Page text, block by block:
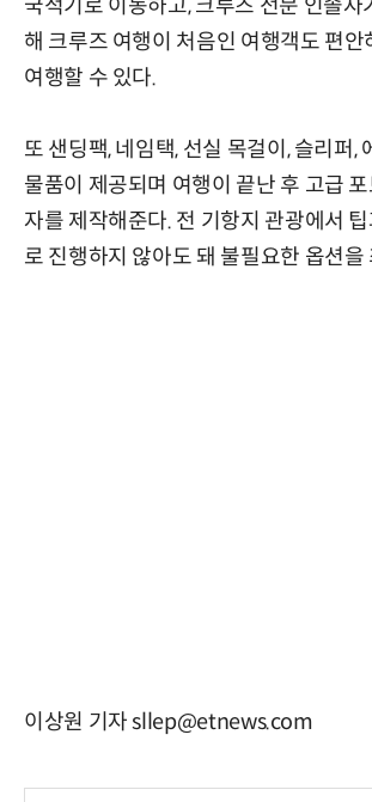
국적기로 이동하고, 크루즈 전문 인솔자
해 크루즈 여행이 처음인 여행객도 편안
여행할 수 있다.
또 샌딩팩, 네임택, 선실 목걸이, 슬리퍼,
물품이 제공되며 여행이 끝난 후 고급
자를 제작해준다. 전 기항지 관광에서
로 진행하지 않아도 돼 불필요한 옵션을
이상원 기자 sllep@etnews.com